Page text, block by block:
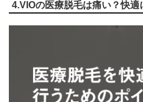
4.VIOの医療脱毛は痛い？快適